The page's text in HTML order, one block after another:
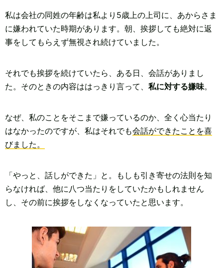
私は会社の同姓の年齢は私より5歳上の上司に、あからさま
に嫌われていた時期があります。朝、挨拶しても絶対に返
事をしてもらえず無視され続けていました。
それでも挨拶を続けていたら、ある日、会話がありまし
た。そのときの内容ははっきり言って、 私に対する嫌味。
なぜ、私のことをそこまで嫌っているのか、全く心当たり
はなかったのですが、私はそれでも会話ができたことを喜
びました。
「やっと、話しができた」と。もしも引き寄せの法則を知
らなければ、他に八つ当たりをしていたかもしれません
し、その前に挨拶をしなくなっていたと思います。